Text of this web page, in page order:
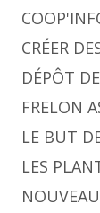
CRÉER
DÉPÔT
FRELON
LE BUT
LES